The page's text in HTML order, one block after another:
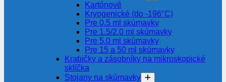
Kartónové
Kryogenické (do -196°C)
Pre 0.5 ml skúmavky
Pre 1.5/2.0 ml skúmavky
Pre 5.0 ml skúmavky
Pre 15 a 50 ml skúmavky
Krabičky a zásobníky na mikroskopické
sklíčka
Stojany na skúmavky